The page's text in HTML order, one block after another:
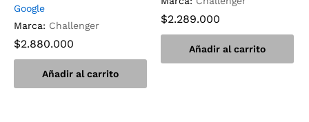
Google
Marca: Challenger
$2.880.000
Añadir al carrito
$2.289.000
Añadir al carrito